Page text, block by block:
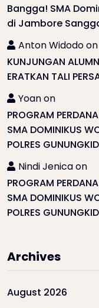
Bangga! SMA
di Jambore
Anton Widodoon
KUNJUNGAN
ERATKAN TALI
Yoanon
PROGRAM
SMA DOMINIKUS
POLRES
Nindi Jenicaon
PROGRAM
SMA DOMINIKUS
POLRES
Archives
August 2026